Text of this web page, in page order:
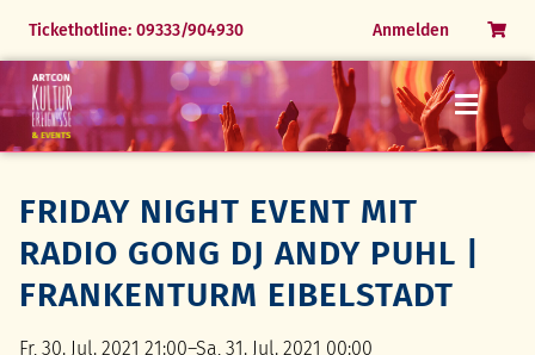
Tickethotline: 09333/904930
Navigation
Anmelden
FRIDAY NIGHT EVENT MIT
RADIO GONG DJ ANDY PUHL |
FRANKENTURM EIBELSTADT
Fr, 30. Jul. 2021 21:00–Sa, 31. Jul. 2021 00:00
Menü
Open Airs & Festivals
Tickets Veranstaltungen Indoor
Bücher, CDs & Media
FAQ
Menü
24.07.26 Die Zauberflöte
25.07.26 Simply Tina
Rothenburg erleben
FAQ
Menü
31.07.26 Festliche Operngala
01.08.26 Simply Tina
Parkfest Himmelspforten
Ausstellung Alexandre N. Osipov
Menü
06.06.26 The Magic of Queen
Naturpark Spessart erleben
FAQ
Menü
Markus Grimm
Romane & Hörbücher
History Events